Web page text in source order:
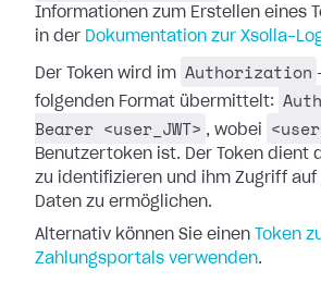
Informationen zum Erstellen eines
in der Dokumentation zur Xsolla-
Der Token wird im Authorization
folgenden Format übermittelt:
Bearer <user_JWT> , wobei
Benutzertoken ist. Der Token dient
zu identifizieren und ihm Zugriff
Daten zu ermöglichen.
Alternativ können Sie einen
Token
Zahlungsportals verwenden.